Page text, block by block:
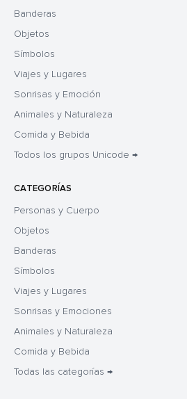
Banderas
Objetos
Símbolos
Viajes y Lugares
Sonrisas y Emoción
Animales y Naturaleza
Comida y Bebida
Todos los grupos Unicode →
CATEGORÍAS
Personas y Cuerpo
Objetos
Banderas
Símbolos
Viajes y Lugares
Sonrisas y Emociones
Animales y Naturaleza
Comida y Bebida
Todas las categorías →